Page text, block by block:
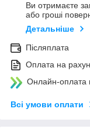
Ви отримаєте
або гроші
Детальніше
Післяплата
Оплата на
Онлайн-оплата
Всі умови оплати